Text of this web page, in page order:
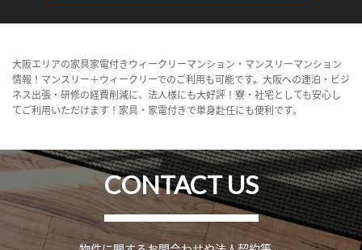
大阪エリアの家具家電付きウィークリーマンション・マンスリーマンション
情報！マンスリー＋ウィークリーでのご利用も可能です。大阪への連泊・ビジ
ネス出張・研修の経費削減に、法人様にも大好評！寮・社宅としても安心し
てご利用いただけます！家具・家電付きで単身赴任にも便利です。
CONTACT US